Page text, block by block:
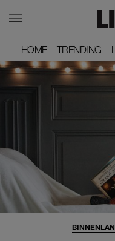
HOME
HOME TRENDING
TRENDING